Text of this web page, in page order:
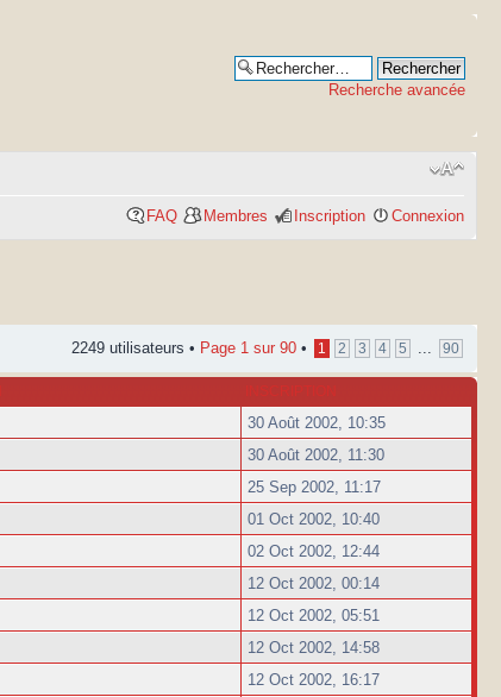
Recherche avancée
FAQ Membres Inscription Connexion
2249 utilisateurs • Page 1 sur 90 • 1 2 3 4 5 ... 90
INSCRIPTION
30 Août 2002, 10:35
30 Août 2002, 11:30
25 Sep 2002, 11:17
01 Oct 2002, 10:40
02 Oct 2002, 12:44
12 Oct 2002, 00:14
12 Oct 2002, 05:51
12 Oct 2002, 14:58
12 Oct 2002, 16:17